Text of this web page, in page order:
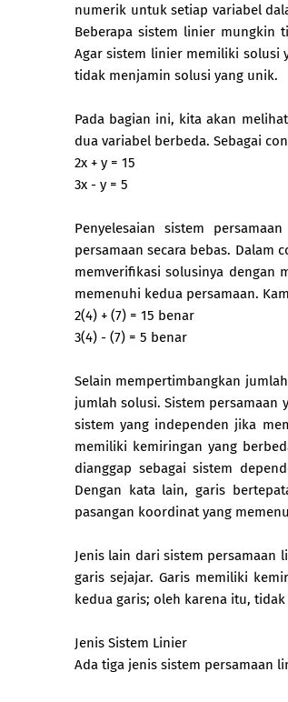
numerik untuk setiap variabel
Beberapa sistem linier mungkin
Agar sistem linier memiliki solusi
tidak menjamin solusi yang unik.
Pada bagian ini, kita akan
dua variabel berbeda. Sebagai
2x + y = 15
3x - y = 5
Penyelesaian sistem
persamaan secara bebas. Dalam
memverifikasi solusinya dengan
memenuhi kedua persamaan.
2(4) + (7) = 15 benar
3(4) - (7) = 5 benar
Selain mempertimbangkan
jumlah solusi. Sistem persamaan
sistem yang independen jika
memiliki kemiringan yang
dianggap sebagai sistem
Dengan kata lain, garis
pasangan koordinat yang
Jenis lain dari sistem persamaan
garis sejajar. Garis memiliki
kedua garis; oleh karena itu,
Jenis Sistem Linier
Ada tiga jenis sistem persamaan